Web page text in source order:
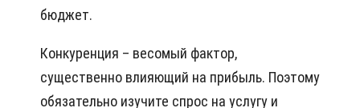
бюджет.
Конкуренция – весомый фактор,
существенно влияющий на прибыль. Поэтому
обязательно изучите спрос на услугу и